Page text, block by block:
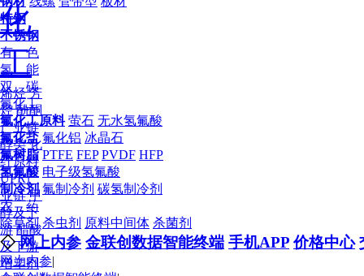
特钢
不锈钢
有 色
氢 能
双 碳
氟化工
氟化工原料 萤石 无水氢氟酸
氟化盐 氟化铝 冰晶石
氟树脂 PTFE FEP PVDF HFP
氢氟酸 电子级氢氟酸
制冷剂 氟制冷剂 碳氢制冷剂
农 药
除草剂 杀虫剂 原料中间体 杀菌剂
◇ 网上内参 金联创数据智能终端 手机APP 价格中心
网上内参|
化
工
烯烃 芳
烃 酚酮
产业链
醇类 化
纤原料
UPR产
业链 甲
醇及下
游 醋酸
及下游
增塑剂